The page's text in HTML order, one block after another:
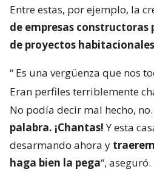
Entre estas, por ejemplo, la
de empresas
de proyectos habitacionales
“ Es una vergüenza que nos
Eran perfiles terriblemente
No podía decir mal hecho, no.
palabra. ¡Chantas!Y esta
desarmando ahora y
haga bien la pega“, aseguró.